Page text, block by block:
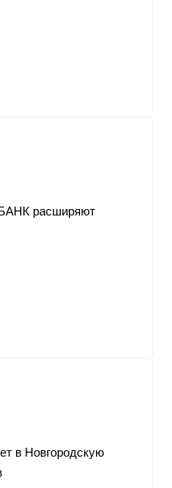
расширяют
в Новгородскую